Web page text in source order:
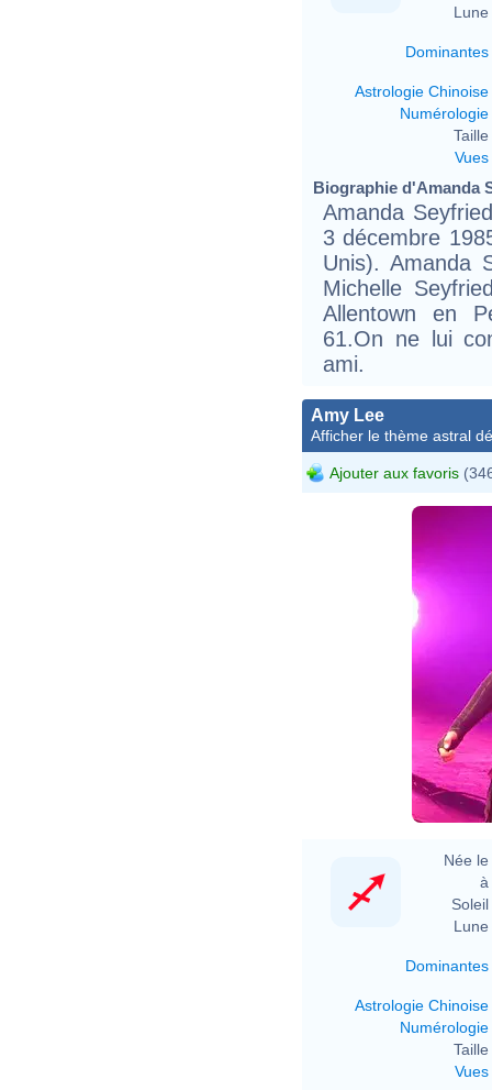
Lune
Dominantes
Astrologie Chinoise
Numérologie
Taille
Vues
Biographie d'Amanda
Amanda
3 décembre
Unis). Amanda
Michelle
Allentown en
61.On ne lui
ami.
Amy Lee
Afficher le thème astral
Ajouter aux favoris
Née le
à
Soleil
Lune
Dominantes
Astrologie Chinoise
Numérologie
Taille
Vues